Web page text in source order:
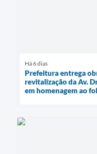
Há 6 dias
Prefeitura entrega
revitalização da Av.
em homenagem ao